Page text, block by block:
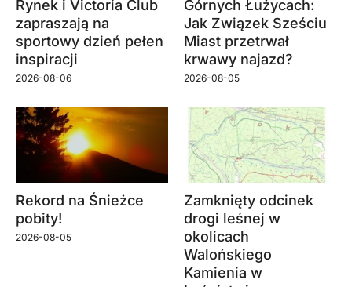
Rynek i Victoria Club
zapraszają na
sportowy dzień pełen
inspiracji
2026-08-06
Górnych Łużycach:
Jak Związek Sześciu
Miast przetrwał
krwawy najazd?
2026-08-05
Rekord na Śnieżce
pobity!
2026-08-05
Zamknięty odcinek
drogi leśnej w
okolicach
Walońskiego
Kamienia w